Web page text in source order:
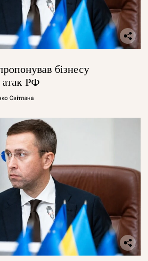
бізнесу
атак РФ
Світлана